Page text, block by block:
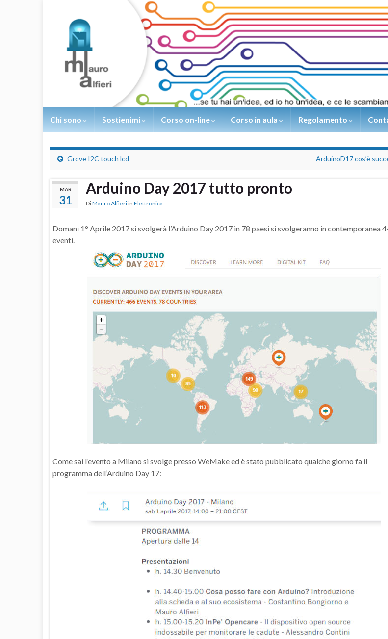
Chi sono Sostienimi Corso on-line Corso in aula Regolamento
Grove I2C touch lcd ArduinoD17 cos’è
MAR
31
Arduino Day 2017 tutto pronto
DiMauro Alfieri in Elettronica
Domani 1° Aprile 2017 si svolgerà l’Arduino Day 2017 in 78 paesi si svolgeranno in contemporanea
eventi.
Come sai l’evento a Milano si svolge presso WeMake ed è stato pubblicato qualche giorno fa il
programma dell’Arduino Day 17: